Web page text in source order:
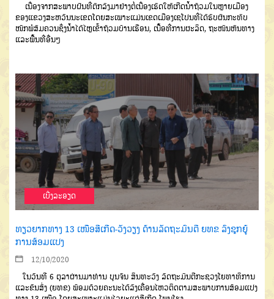
ເນື່ອງຈາກສະພາບຝົນທີ່ຕົກລົງມາຢ່າງຕໍ່ເນື່ອງເຮັດໃຫ້ເກີດນໍ້າຖ້ວມໃນຫຼາຍເມືອງ
ຂອງແຂວງສະຫວັນນະເຂດໂດຍສະເພາະແມ່ນເຂດເມືອງເຊໂປນທີ່ໄດ້ຮັບຜົນກະທົບ
ໜັກພໍສົມຄວນຊຶ່ງນໍ້າໄດ້ໄຫຼເຂົ້າຖ້ວມບ້ານເຮືອນ, ເນື້ອທີ່ການຜະລິດ, ຖະໜົນຫົນທາງ
ແລະພື້ນທີ່ອື່ນໆ
ເບີ່ງລະອຽດ
ທຽວຍາກທາງ 13 ເໜືອສີເກີດ-ວັງວຽງ ດ້ານລັດຖະມົນຕີ ຍທຂ ລົງຊຸກຍູ້
ການສ້ອມແປງ
12/10/2020
ໃນວັນທີ 6 ຕຸລາຜ່ານມາທ່ານ ບຸນຈັນ ສິນທະວົງ ລັດຖະມົນຕີກະຊວງໂຍທາທິການ
ແລະຂົນສົ່ງ (ຍທຂ) ພ້ອມດ້ວຍຄະນະໄດ້ລົງເຄື່ອນໄຫວຕິດຕາມສະພາບການສ້ອມແປງ